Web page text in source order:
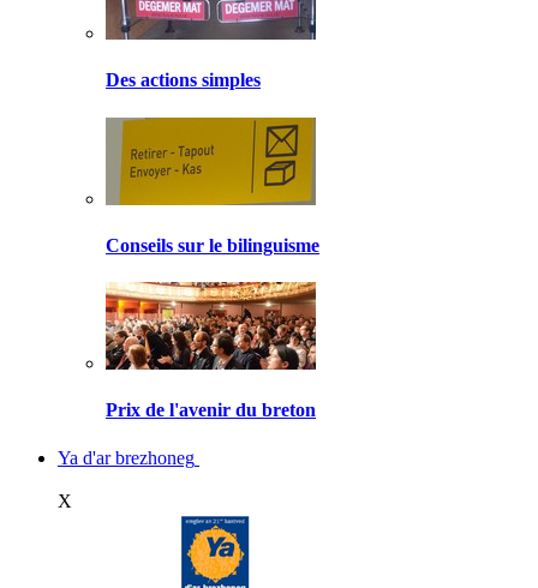
Des actions simples
Conseils sur le bilinguisme
Prix de l'avenir du breton
Ya d'ar brezhoneg
X